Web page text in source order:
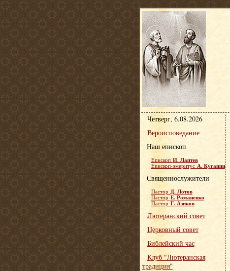
Четверг, 6.08.2026
Вероисповедание
Наш епископ
Епископ И. Лаптев
Епископ-эмеритус А. Кугаппи
Священнослужители
Пастор Д. Лотов
Пастор Е. Романенко
Пастор Г. Азиков
Лютеранский совет
Церковный совет
Библейский час
Клуб "Лютеранская
традиция"